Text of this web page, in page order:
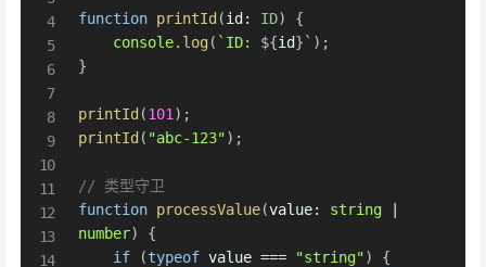
function printId (id : ID)
{
console. log ( ` ID: ${id} ` ) ;
}
printId (101 ) ;
printId ( "abc-123") ;
// 类型守卫
function processValue(value: string
number)
{
if
(typeof value === "string")
{